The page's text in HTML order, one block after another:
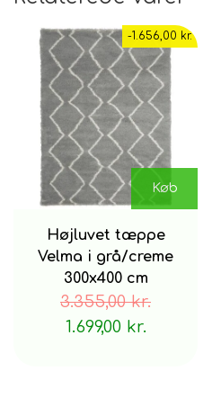
Vores tip: Tæpper købes ofte
omhyggeligt pladsen til dit
materiale
Luv: 100% polypropylen
Bagside: 78% jute, 14%
-1.656,00 kr.
Køb
Højluvet tæppe
Velma i grå/creme
300x400 cm
3.355,00 kr.
1.699,00 kr.